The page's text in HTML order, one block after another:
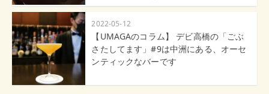
2022-05-12
【UMAGAのコラム】 デビ高橋の「ごぶ
さたしてます」#9は中洲にある、オーセ
ンティックなバーです